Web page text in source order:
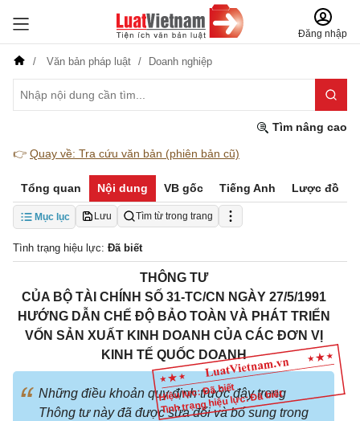
Đăng nhập
Văn bản pháp luật Doanh nghiệp
Tìm nâng cao
👉 Quay về: Tra cứu văn bản (phiên bản cũ)
Tổng quan Nội dung VB gốc Tiếng Anh Lược đồ
Mục lục Lưu Tìm từ trong trang
Tình trạng hiệu lực: Đã biết
Hiệu lực: Đã biết
Tình trạng hiệu lực: Đã biết
THÔNG TƯ
CỦA BỘ TÀI CHÍNH SỐ 31-TC/CN NGÀY 27/5/1991
HƯỚNG DẪN CHẾ ĐỘ BẢO TOÀN VÀ PHÁT TRIỂN
VỐN SẢN XUẤT KINH DOANH CỦA CÁC ĐƠN VỊ
KINH TẾ QUỐC DOANH
Những điều khoản quy định trước đây trong
Thông tư này đã được sửa đổi và bổ sung trong